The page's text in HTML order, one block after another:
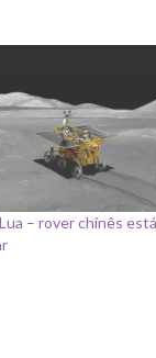
– rover chinês